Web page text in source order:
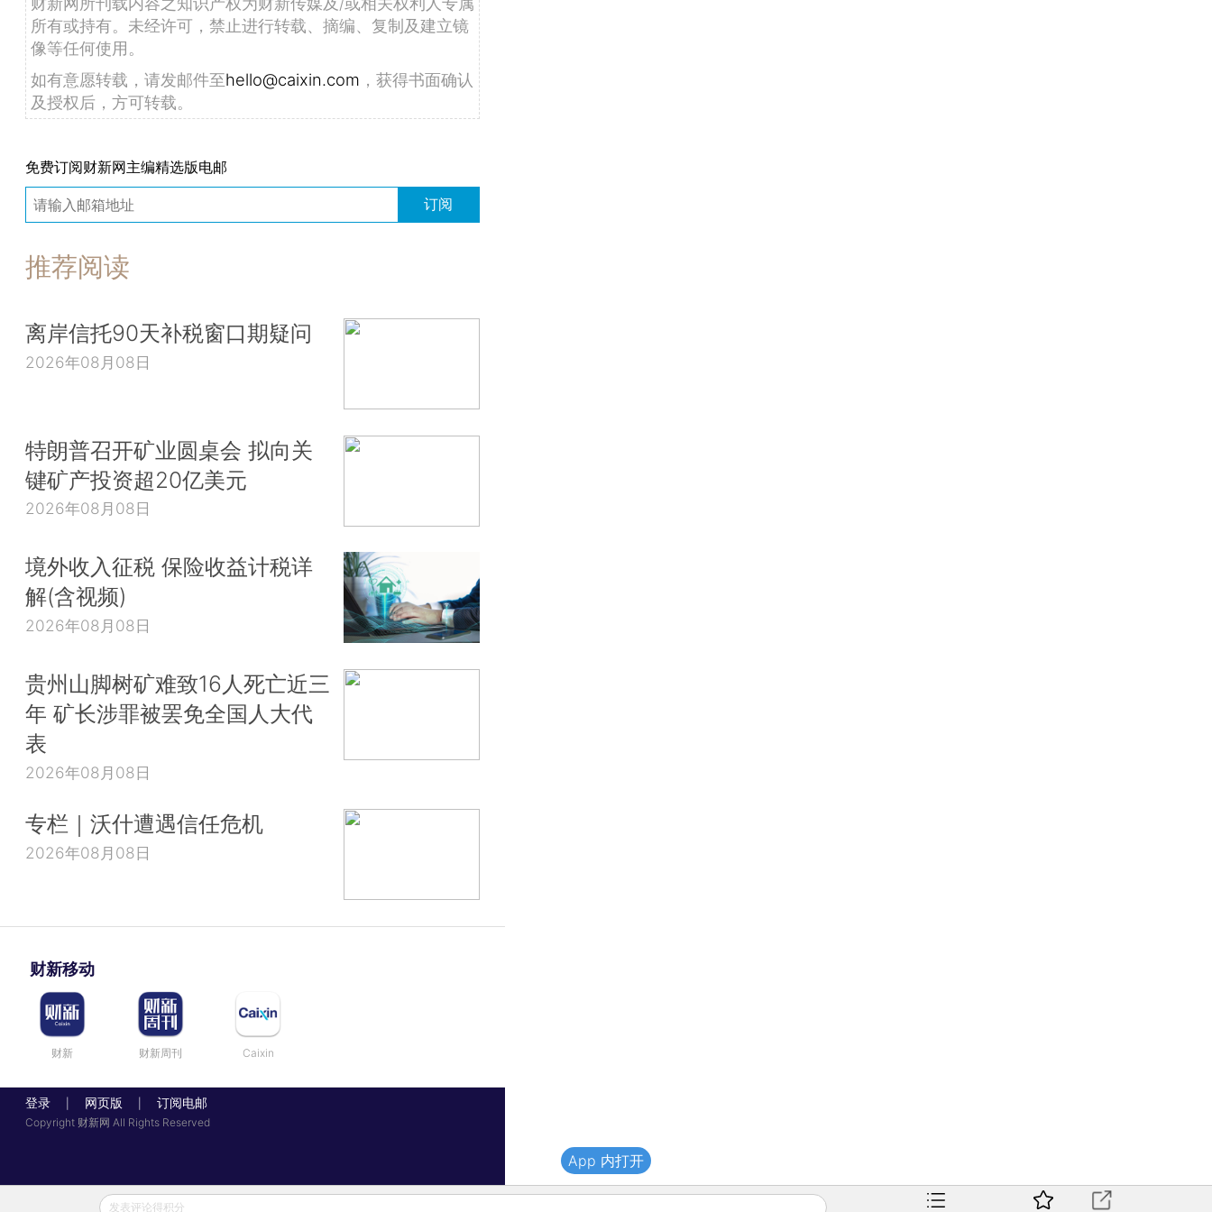
所有或持有。未经许可，禁止进行转载、摘编、复制及建立镜
像等任何使用。
如有意愿转载，请发邮件至hello@caixin.com ，获得书面确认
及授权后，方可转载。
免费订阅财新网主编精选版电邮
订阅
推荐阅读
离岸信托90天补税窗口期疑问
2026年08月08日
特朗普召开矿业圆桌会 拟向关
键矿产投资超20亿美元
2026年08月08日
境外收入征税 保险收益计税详
解(含视频)
2026年08月08日
贵州山脚树矿难致16人死亡近三
年 矿长涉罪被罢免全国人大代
表
2026年08月08日
专栏｜沃什遭遇信任危机
2026年08月08日
财新移动
财新 财新周刊 Caixin
登录 网页版 订阅电邮
Copyright 财新网 All Rights Reserved
发表评论得积分
App 内打开